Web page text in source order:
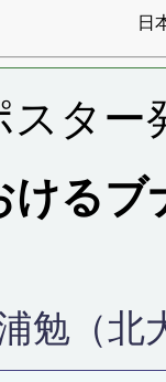
日
スター
ける
勉（北